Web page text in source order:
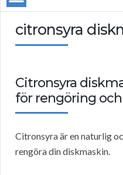
citronsyra
Citronsyra
för rengöring och
Citronsyra är en naturlig
rengöra din diskmaskin.